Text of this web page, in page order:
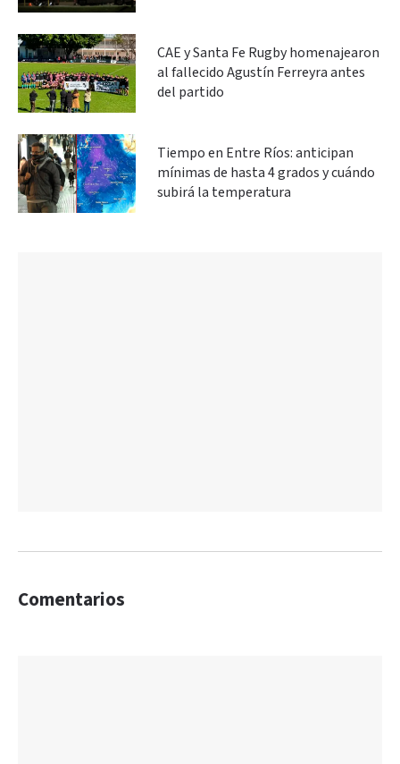
CAE y Santa Fe Rugby homenajearon
al fallecido Agustín Ferreyra antes
del partido
Tiempo en Entre Ríos: anticipan
mínimas de hasta 4 grados y cuándo
subirá la temperatura
Comentarios